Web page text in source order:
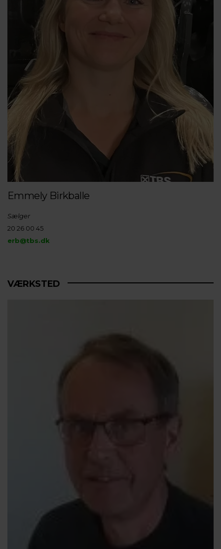
Emmely Birkballe
Sælger
20 26 00 45
erb@tbs.dk
VÆRKSTED